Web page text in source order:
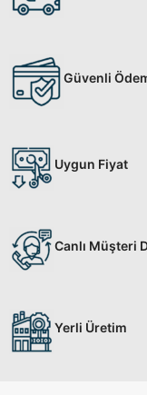
Güvenli
Uygun Fiyat
Canlı Müşteri
Yerli Üretim